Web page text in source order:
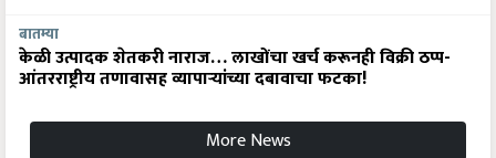
बातम्या
केळी उत्पादक शेतकरी नाराज… लाखोंचा खर्च करूनही विक्री ठप्प-
आंतरराष्ट्रीय तणावासह व्यापाऱ्यांच्या दबावाचा फटका!
More News